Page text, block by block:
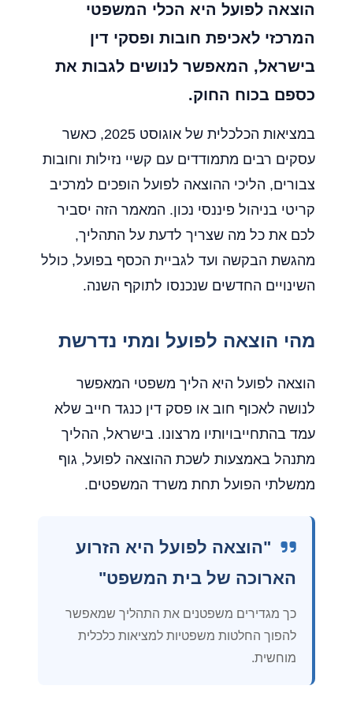
הוצאה לפועל היא הכלי המשפטי
המרכזי לאכיפת חובות ופסקי דין
בישראל, המאפשר לנושים לגבות את
כספם בכוח החוק.
במציאות הכלכלית של אוגוסט 2025, כאשר
עסקים רבים מתמודדים עם קשיי נזילות וחובות
צבורים, הליכי ההוצאה לפועל הופכים למרכיב
קריטי בניהול פיננסי נכון. המאמר הזה יסביר
לכם את כל מה שצריך לדעת על התהליך,
מהגשת הבקשה ועד לגביית הכסף בפועל, כולל
השינויים החדשים שנכנסו לתוקף השנה.
מהי הוצאה לפועל ומתי נדרשת
הוצאה לפועל היא הליך משפטי המאפשר
לנושה לאכוף חוב או פסק דין כנגד חייב שלא
עמד בהתחייבויותיו מרצונו. בישראל, ההליך
מתנהל באמצעות לשכת ההוצאה לפועל, גוף
ממשלתי הפועל תחת משרד המשפטים.
"הוצאה לפועל היא הזרוע
הארוכה של בית המשפט"
כך מגדירים משפטנים את התהליך שמאפשר
להפוך החלטות משפטיות למציאות כלכלית
מוחשית.